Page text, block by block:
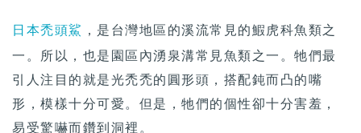
日本禿頭鯊 ，是台灣地區的溪流常見的鰕虎科魚類之
一。所以，也是園區內湧泉溝常見魚類之一。牠們最
引人注目的就是光禿禿的圓形頭，搭配鈍而凸的嘴
形，模樣十分可愛。但是，牠們的個性卻十分害羞，
易受驚嚇而鑽到洞裡。